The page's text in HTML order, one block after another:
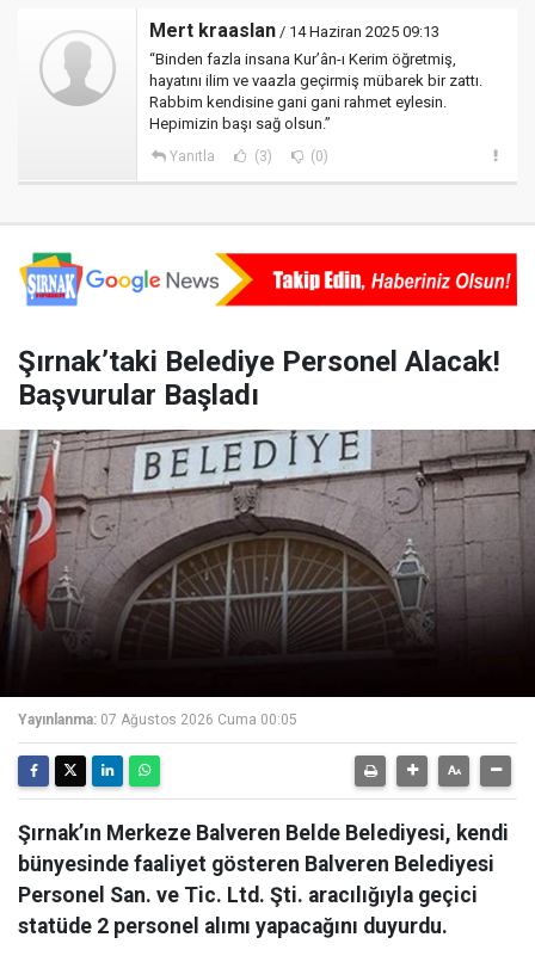
Mert kraaslan / 14 Haziran 2025 09:13
“Binden fazla insana Kur’ân-ı Kerim öğretmiş,
hayatını ilim ve vaazla geçirmiş mübarek bir zattı.
Rabbim kendisine gani gani rahmet eylesin.
Hepimizin başı sağ olsun.”
Yanıtla (3) (0)
Şırnak’taki Belediye Personel Alacak!
Başvurular Başladı
Yayınlanma: 07 Ağustos 2026 Cuma 00:05
Şırnak’ın Merkeze Balveren Belde Belediyesi, kendi
bünyesinde faaliyet gösteren Balveren Belediyesi
Personel San. ve Tic. Ltd. Şti. aracılığıyla geçici
statüde 2 personel alımı yapacağını duyurdu.